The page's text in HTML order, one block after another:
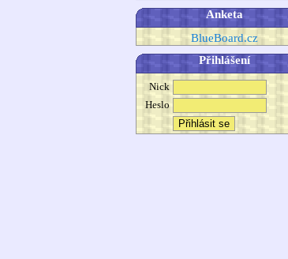
Anketa
BlueBoard.cz
Přihlášení
Nick
Heslo